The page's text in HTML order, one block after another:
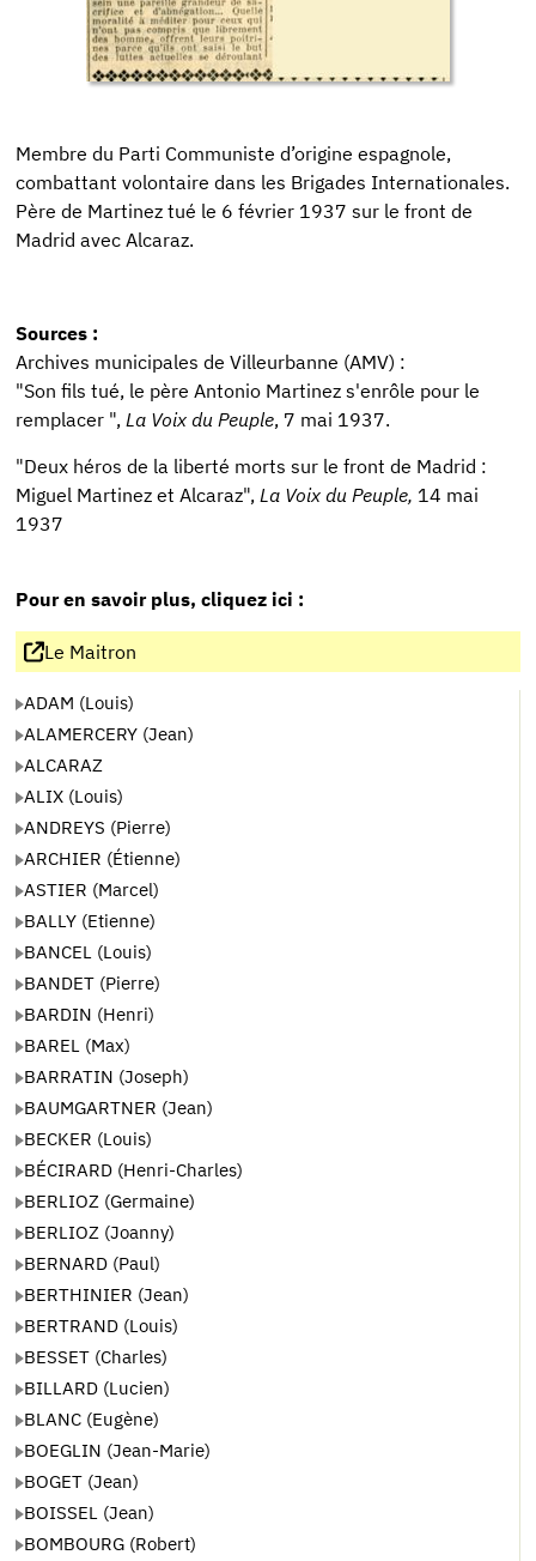
Membre du Parti Communiste d’origine espagnole,
combattant volontaire dans les Brigades Internationales.
Père de Martinez tué le 6 février 1937 sur le front de
Madrid avec Alcaraz.
Sources :
Archives municipales de Villeurbanne (AMV) :
"Son fils tué, le père Antonio Martinez s'enrôle pour le
remplacer ",La Voix du Peuple, 7 mai 1937.
"Deux héros de la liberté morts sur le front de Madrid :
Miguel Martinez et Alcaraz", La Voix du Peuple, 14 mai
1937
Pour en savoir plus, cliquez ici :
Le Maitron
ADAM (Louis)
ALAMERCERY (Jean)
ALCARAZ
ALIX (Louis)
ANDREYS (Pierre)
ARCHIER (Étienne)
ASTIER (Marcel)
BALLY (Etienne)
BANCEL (Louis)
BANDET (Pierre)
BARDIN (Henri)
BAREL (Max)
BARRATIN (Joseph)
BAUMGARTNER (Jean)
BECKER (Louis)
BÉCIRARD (Henri-Charles)
BERLIOZ (Germaine)
BERLIOZ (Joanny)
BERNARD (Paul)
BERTHINIER (Jean)
BERTRAND (Louis)
BESSET (Charles)
BILLARD (Lucien)
BLANC (Eugène)
BOEGLIN (Jean-Marie)
BOGET (Jean)
BOISSEL (Jean)
BOMBOURG (Robert)